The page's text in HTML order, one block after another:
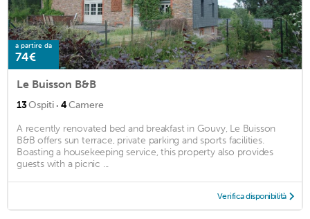
a partire da
74€
Le Buisson B&B
13Ospiti · 4Camere
A recently renovated bed and breakfast in Gouvy, Le Buisson
B&B offers sun terrace, private parking and sports facilities.
Boasting a housekeeping service, this property also provides
guests with a picnic ...
Verifica disponibilità